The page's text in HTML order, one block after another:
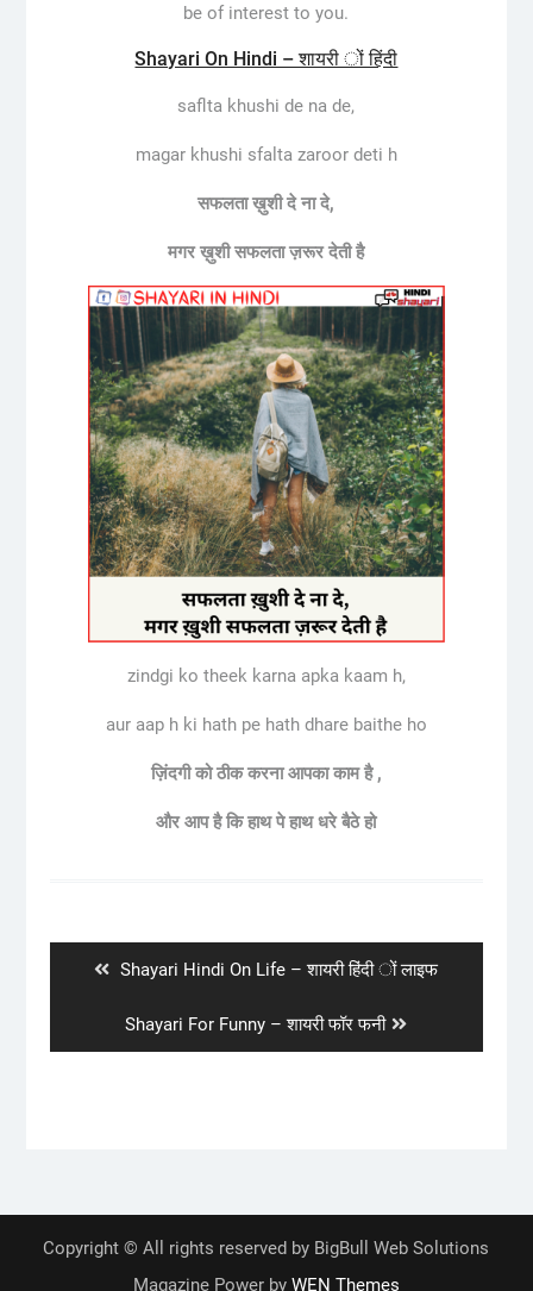
be of interest to you.
Shayari On Hindi – शायरी ों हिंदी
saflta khushi de na de,
magar khushi sfalta zaroor deti h
सफलता ख़ुशी दे ना दे,
मगर ख़ुशी सफलता ज़रूर देती है
zindgi ko theek karna apka kaam h,
aur aap h ki hath pe hath dhare baithe ho
ज़िंदगी को ठीक करना आपका काम है,
और आप है कि हाथ पे हाथ धरे बैठे हो
Previous
Shayari Hindi On Life – शायरी हिंदी ों लाइफ
Next
post:
Shayari For Funny – शायरी फॉर फनी
Copyright © All rights reserved by BigBull Web Solutions
Magazine Power by WEN Themes